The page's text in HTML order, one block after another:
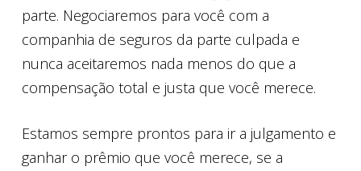
parte. Negociaremos para você com a
companhia de seguros da parte culpada e
nunca aceitaremos nada menos do que a
compensação total e justa que você merece.
Estamos sempre prontos para ir a julgamento e
ganhar o prêmio que você merece, se a